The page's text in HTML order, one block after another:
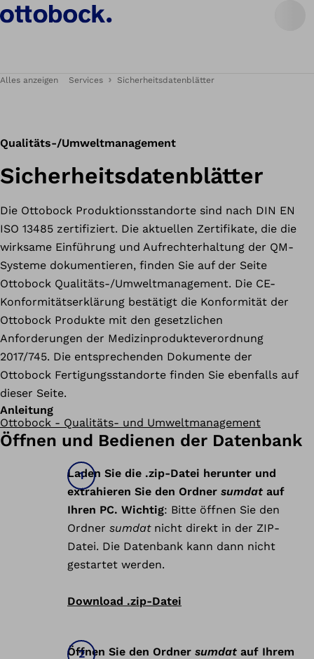
Alles anzeigen Services Sicherheitsdatenblätter
Qualitäts-/Umweltmanagement
Sicherheitsdatenblätter
Die Ottobock Produktionsstandorte sind nach DIN EN
ISO 13485 zertifiziert. Die aktuellen Zertifikate, die die
wirksame Einführung und Aufrechterhaltung der QM-
Systeme dokumentieren, finden Sie auf der Seite
Ottobock Qualitäts-/Umweltmanagement. Die CE-
Konformitätserklärung bestätigt die Konformität der
Ottobock Produkte mit den gesetzlichen
Anforderungen der Medizinprodukteverordnung
2017/745. Die entsprechenden Dokumente der
Ottobock Fertigungsstandorte finden Sie ebenfalls auf
dieser Seite.
Ottobock - Qualitäts- und Umweltmanagement
Anleitung
Öffnen und Bedienen der Datenbank
Laden Sie die .zip-Datei herunter und
extrahieren Sie den Ordner sumdat auf
Ihren PC. Wichtig: Bitte öffnen Sie den
Ordner sumdatnicht direkt in der ZIP-
Datei. Die Datenbank kann dann nicht
gestartet werden.
Download .zip-Datei
Öffnen Sie den Ordner sumdat auf Ihrem